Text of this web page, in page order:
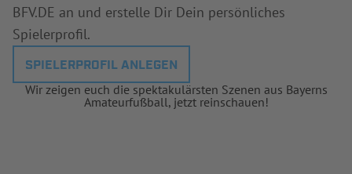
BFV.DE an und erstelle Dir Dein persönliches
Spielerprofil.
SPIELERPROFIL ANLEGEN
Wir zeigen euch die spektakulärsten Szenen aus Bayerns
Amateurfußball, jetzt reinschauen!